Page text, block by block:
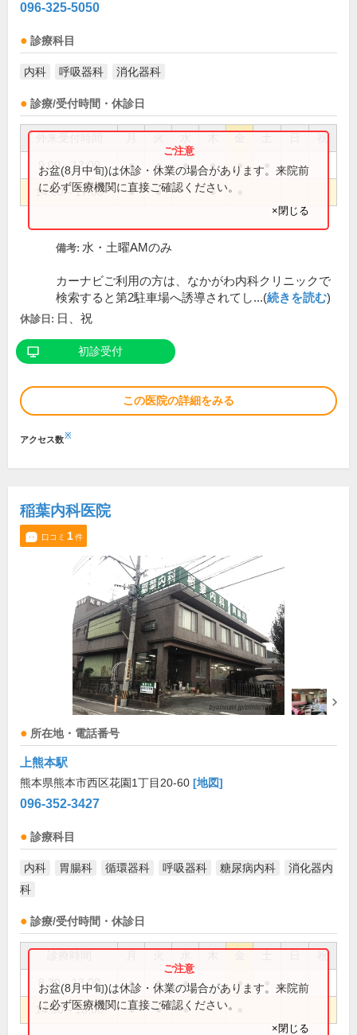
096-325-5050
診療科目
内科 呼吸器科 消化器科
診療/受付時間・休診日
祝
9:00～12:00 ● ● ● ● ●
14:00～17:00 ● ● ●
お盆(8月中旬)は休診・休業の場合があります。来院前
に必ず医療機関に直接ご確認ください。
×閉じる
備考: 水・土曜AMのみ
カーナビご利用の方は、なかがわ内科クリニックで
検索すると第2駐車場へ誘導されてし...(続きを読む)
休診日: 日、祝
初診受付
この医院の詳細をみる
アクセス数※
稲葉内科医院
口コミ 1件
所在地・電話番号
上熊本駅
熊本県熊本市西区花園1丁目20-60 [地図]
096-352-3427
診療科目
内科 胃腸科 循環器科 呼吸器科 糖尿病内科
消化器内
科
診療/受付時間・休診日
祝
8:30～13:00 ● ● ● ●
14:30～18:00 ● ● ●
お盆(8月中旬)は休診・休業の場合があります。来院前
に必ず医療機関に直接ご確認ください。
×閉じる